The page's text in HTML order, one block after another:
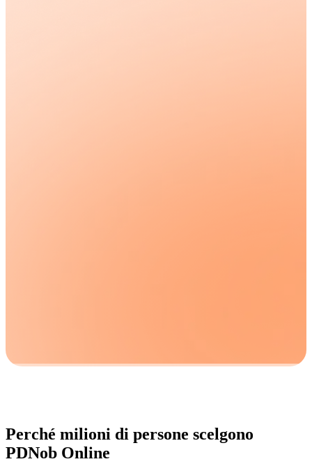
Perché milioni di persone scelgono
PDNob Online